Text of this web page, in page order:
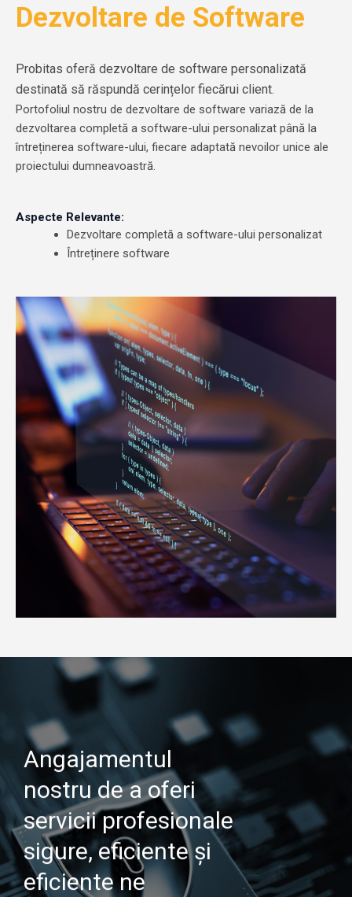
Dezvoltare de Software
Probitas oferă dezvoltare de software personalizată
destinată să răspundă cerințelor fiecărui client.
Portofoliul nostru de dezvoltare de software variază de la
dezvoltarea completă a software-ului personalizat până la
întreținerea software-ului, fiecare adaptată nevoilor unice ale
proiectului dumneavoastră.
Aspecte Relevante:
Dezvoltare completă a software-ului personalizat
Întreținere software
Angajamentul
nostru de a oferi
servicii profesionale
sigure, eficiente și
eficiente ne